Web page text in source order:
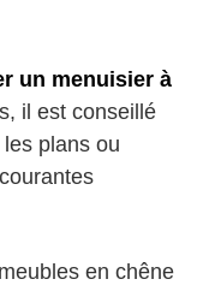
un menuisier à
il est conseillé
plans ou
en chêne